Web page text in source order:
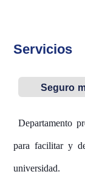
Servicios
Seguro
Departamento
para facilitar y
universidad.